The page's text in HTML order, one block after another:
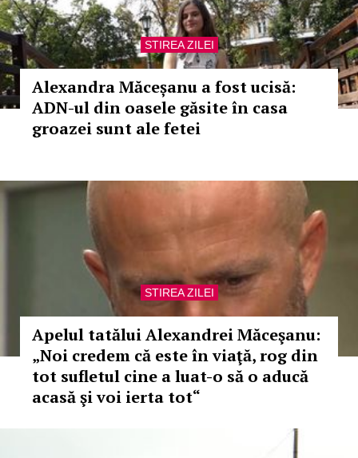
STIREA ZILEI
Alexandra Măceșanu a fost ucisă:
ADN-ul din oasele găsite în casa
groazei sunt ale fetei
STIREA ZILEI
Apelul tatălui Alexandrei Măceşanu:
„Noi credem că este în viaţă, rog din
tot sufletul cine a luat-o să o aducă
acasă şi voi ierta tot“